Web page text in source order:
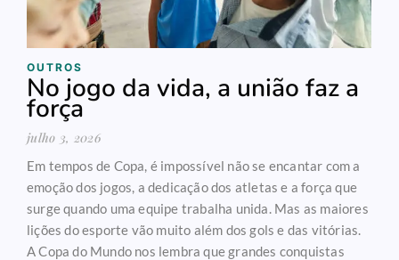
OUTROS
No jogo da vida, a união faz a
força
julho 3, 2026
Em tempos de Copa, é impossível não se encantar com a
emoção dos jogos, a dedicação dos atletas e a força que
surge quando uma equipe trabalha unida. Mas as maiores
lições do esporte vão muito além dos gols e das vitórias.
A Copa do Mundo nos lembra que grandes conquistas